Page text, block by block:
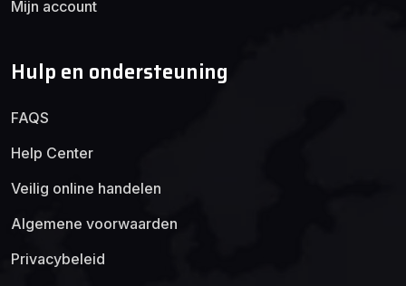
Mijn account
Hulp en ondersteuning
FAQS
Help Center
Veilig online handelen
Algemene voorwaarden
Privacybeleid